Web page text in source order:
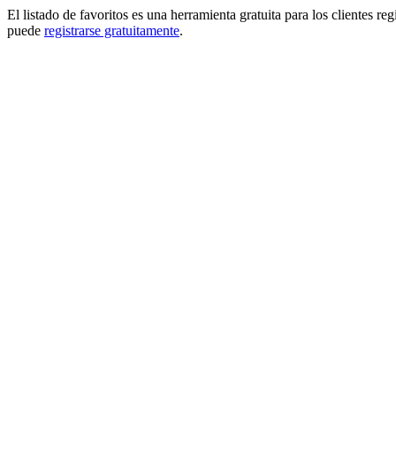
El listado de favoritos es una herramienta gratuita para los clientes
puede registrarse gratuitamente.